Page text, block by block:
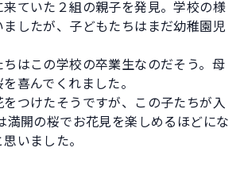
ていた２組の親子を発見。学校の様
したが、子どもたちはまだ幼稚園児
ちはこの学校の卒業生なのだそう。母
喜んでくれました。
つけたそうですが、この子たちが入
満開の桜でお花見を楽しめるほどにな
いました。